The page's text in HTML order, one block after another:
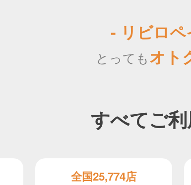
- リビロ
とってもオト
すべてご
全国25,774店